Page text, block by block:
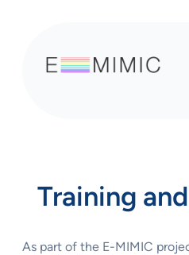
Training
As part of the E-MIMIC